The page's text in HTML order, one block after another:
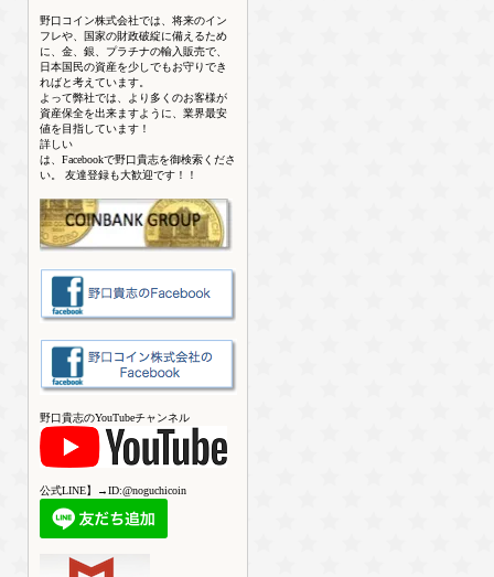
野口コイン株式会社では、将来のイン
フレや、国家の財政破綻に備えるため
に、金、銀、プラチナの輸入販売で、
日本国民の資産を少しでもお守りでき
ればと考えています。
よって弊社では、より多くのお客様が
資産保全を出来ますように、業界最安
値を目指しています！
詳しい
は、Facebookで野口貴志を御検索くださ
い。 友達登録も大歓迎です！！
野口貴志のYouTubeチャンネル
公式LINE】→ID:@noguchicoin